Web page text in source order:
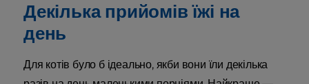
Декілька прийомів їжі на
день
Для котів було б ідеально, якби вони їли декілька